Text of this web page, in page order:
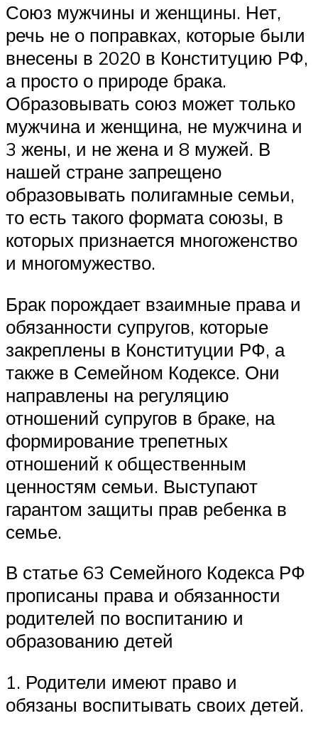
Союз мужчины и женщины. Нет,
речь не о поправках, которые были
внесены в 2020 в Конституцию РФ,
а просто о природе брака.
Образовывать союз может только
мужчина и женщина, не мужчина и
3 жены, и не жена и 8 мужей. В
нашей стране запрещено
образовывать полигамные семьи,
то есть такого формата союзы, в
которых признается многоженство
и многомужество.
Брак порождает взаимные права и
обязанности супругов, которые
закреплены в Конституции РФ, а
также в Семейном Кодексе. Они
направлены на регуляцию
отношений супругов в браке, на
формирование трепетных
отношений к общественным
ценностям семьи. Выступают
гарантом защиты прав ребенка в
семье.
В статье 63 Семейного Кодекса РФ
прописаны права и обязанности
родителей по воспитанию и
образованию детей
1. Родители имеют право и
обязаны воспитывать своих детей.